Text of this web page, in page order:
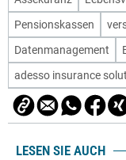
Pensionskassen
Datenmanagement
adesso insurance
LESEN SIE AUCH